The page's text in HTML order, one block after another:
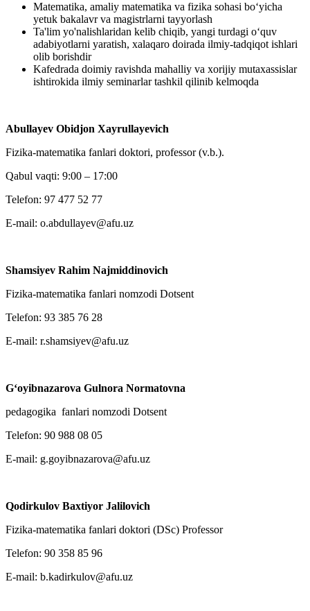
Matematika, amaliy matematika va fizika sohasi bo‘yicha
yetuk bakalavr va magistrlarni tayyorlash
Ta'lim yo'nalishlaridan kelib chiqib, yangi turdagi o‘quv
adabiyotlarni yaratish, xalaqaro doirada ilmiy-tadqiqot ishlari
olib borishdir
Kafedrada doimiy ravishda mahalliy va xorijiy mutaxassislar
ishtirokida ilmiy seminarlar tashkil qilinib kelmoqda
Abullayev Obidjon Xayrullayevich
Fizika-matematika fanlari doktori, professor (v.b.).
Qabul vaqti: 9:00 – 17:00
Telefon: 97 477 52 77
E-mail: o.abdullayev@afu.uz
Shamsiyev Rahim Najmiddinovich
Fizika-matematika fanlari nomzodi Dotsent
Telefon: 93 385 76 28
E-mail: r.shamsiyev@afu.uz
G‘oyibnazarova Gulnora Normatovna
pedagogika fanlari nomzodi Dotsent
Telefon: 90 988 08 05
E-mail: g.goyibnazarova@afu.uz
Qodirkulov Baxtiyor Jalilovich
Fizika-matematika fanlari doktori (DSc) Professor
Telefon: 90 358 85 96
E-mail: b.kadirkulov@afu.uz